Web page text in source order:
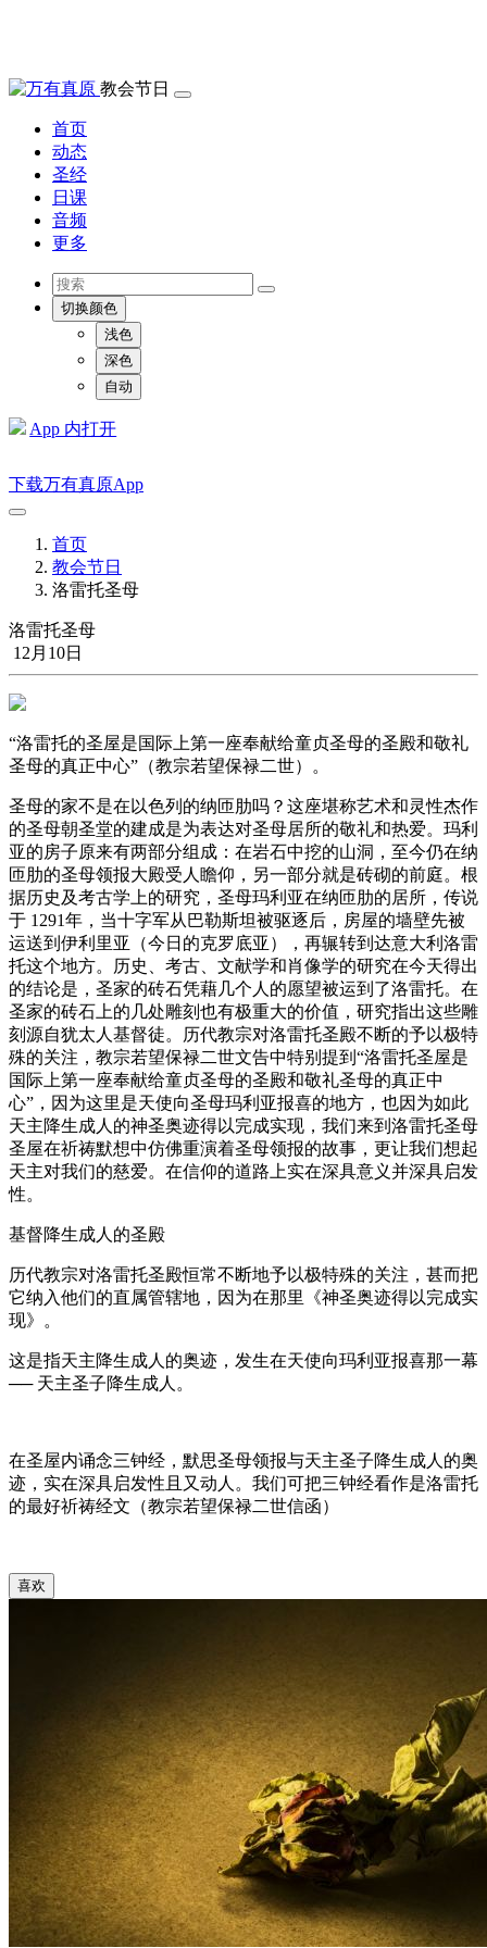
教会节日
首页
动态
圣经
日课
音频
更多
切换颜色
浅色
深色
自动
App 内打开
下载万有真原App
首页
教会节日
洛雷托圣母
洛雷托圣母
12月10日
“洛雷托的圣屋是国际上第一座奉献给童贞圣母的圣殿和敬礼
圣母的真正中心”（教宗若望保禄二世）。
圣母的家不是在以色列的纳匝肋吗？这座堪称艺术和灵性杰作
的圣母朝圣堂的建成是为表达对圣母居所的敬礼和热爱。玛利
亚的房子原来有两部分组成：在岩石中挖的山洞，至今仍在纳
匝肋的圣母领报大殿受人瞻仰，另一部分就是砖砌的前庭。根
据历史及考古学上的研究，圣母玛利亚在纳匝肋的居所，传说
于 1291年，当十字军从巴勒斯坦被驱逐后，房屋的墙壁先被
运送到伊利里亚（今日的克罗底亚），再辗转到达意大利洛雷
托这个地方。历史、考古、文献学和肖像学的研究在今天得出
的结论是，圣家的砖石凭藉几个人的愿望被运到了洛雷托。在
圣家的砖石上的几处雕刻也有极重大的价值，研究指出这些雕
刻源自犹太人基督徒。历代教宗对洛雷托圣殿不断的予以极特
殊的关注，教宗若望保禄二世文告中特别提到“洛雷托圣屋是
国际上第一座奉献给童贞圣母的圣殿和敬礼圣母的真正中
心”，因为这里是天使向圣母玛利亚报喜的地方，也因为如此
天主降生成人的神圣奥迹得以完成实现，我们来到洛雷托圣母
圣屋在祈祷默想中仿佛重演着圣母领报的故事，更让我们想起
天主对我们的慈爱。在信仰的道路上实在深具意义并深具启发
性。
基督降生成人的圣殿
历代教宗对洛雷托圣殿恒常不断地予以极特殊的关注，甚而把
它纳入他们的直属管辖地，因为在那里《神圣奥迹得以完成实
现》。
这是指天主降生成人的奥迹，发生在天使向玛利亚报喜那一幕
── 天主圣子降生成人。
在圣屋内诵念三钟经，默思圣母领报与天主圣子降生成人的奥
迹，实在深具启发性且又动人。我们可把三钟经看作是洛雷托
的最好祈祷经文（教宗若望保禄二世信函）
喜欢